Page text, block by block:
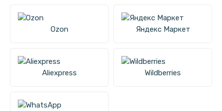
Ozon Яндекс Маркет
Aliexpress Wildberries